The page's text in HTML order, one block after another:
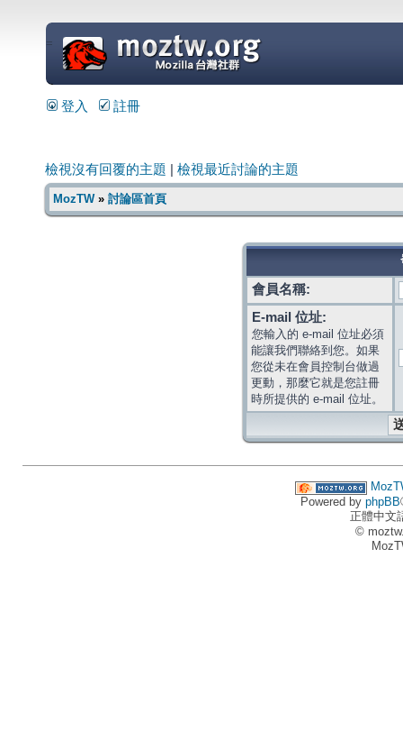
=
登入 註冊
檢視沒有回覆的主題 檢視最近討論的主題
MozTW» 討論區首頁
會員名稱:
E-mail 位址:
您輸入的 e-mail 位址必須
能讓我們聯絡到您。如果
您從未在會員控制台做過
更動，那麼它就是您註冊
時所提供的 e-mail 位址。
Powered by phpBB
正體中文
©